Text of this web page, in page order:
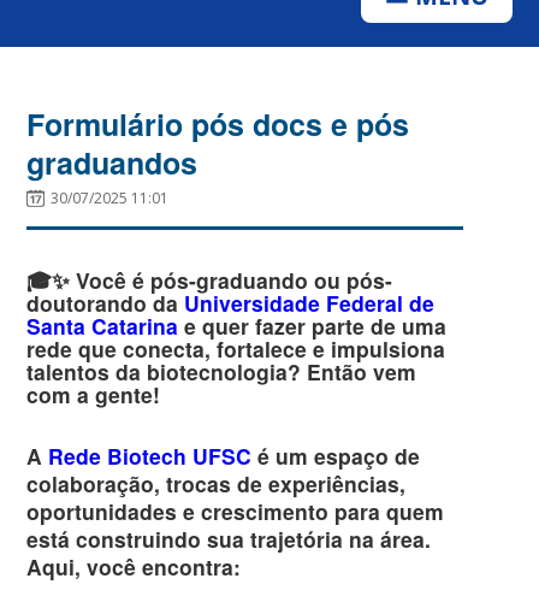
Formulário pós docs e pós
graduandos
30/07/2025 11:01
🎓✨ Você é pós-graduando ou pós-
doutorando da Universidade Federal de
Santa Catarina e quer fazer parte de uma
rede que conecta, fortalece e impulsiona
talentos da biotecnologia? Então vem
com a gente!
A Rede Biotech UFSC é um espaço de
colaboração, trocas de experiências,
oportunidades e crescimento para quem
está construindo sua trajetória na área.
Aqui, você encontra: